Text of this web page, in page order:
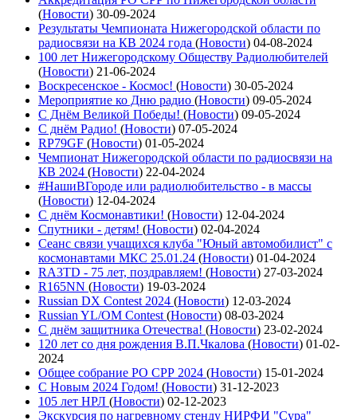
(Новости) 30-09-2024
Результаты Чемпионата Нижегородской области по
радиосвязи на КВ 2024 года (Новости) 04-08-2024
100 лет Нижегородскому Обществу Радиолюбителей
(Новости) 21-06-2024
Воскресенское - Космос! (Новости) 30-05-2024
Мероприятие ко Дню радио (Новости) 09-05-2024
С Днём Великой Победы! (Новости) 09-05-2024
С днём Радио! (Новости) 07-05-2024
RP79GF (Новости) 01-05-2024
Чемпионат Нижегородской области по радиосвязи на
КВ 2024 (Новости) 22-04-2024
#НашиВГороде или радиолюбительство - в массы
(Новости) 12-04-2024
С днём Космонавтики! (Новости) 12-04-2024
Спутники - детям! (Новости) 02-04-2024
Сеанс связи учащихся клуба "Юный автомобилист" с
космонавтами МКС 25.01.24 (Новости) 01-04-2024
RA3TD - 75 лет, поздравляем! (Новости) 27-03-2024
R165NN (Новости) 19-03-2024
Russian DX Contest 2024 (Новости) 12-03-2024
Russian YL/OM Contest (Новости) 08-03-2024
С днём защитника Отечества! (Новости) 23-02-2024
120 лет со дня рождения В.П.Чкалова (Новости) 01-02-
2024
Общее собрание РО СРР 2024 (Новости) 15-01-2024
С Новым 2024 Годом! (Новости) 31-12-2023
105 лет НРЛ (Новости) 02-12-2023
Экскурсия по нагревному стенду НИРФИ "Сура"